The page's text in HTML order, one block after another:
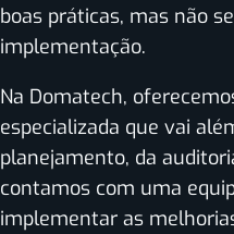
boas práticas, mas não
implementação.
Na Domatech,
especializada que vai
planejamento, da
contamos com uma
implementar as